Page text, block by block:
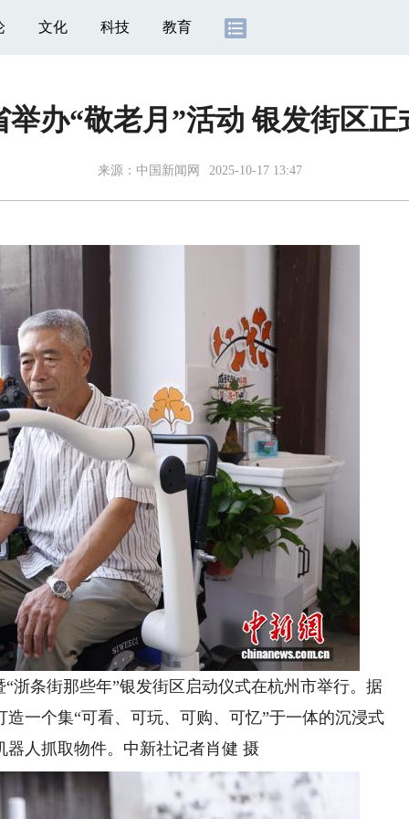
文化 科技 教育
举办“敬老月”活动 银发街区正
来源： 中国新闻网 2025-10-17 13:47
条街那些年”银发街区启动仪式在杭州市举行。据
一个集“可看、可玩、可购、可忆”于一体的沉浸式
人抓取物件。中新社记者肖健 摄